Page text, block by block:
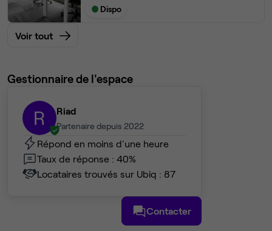
Dispo
Voir tout
Gestionnaire de l'espace
R Riad
Partenaire depuis 2022
Répond en moins d'une heure
Taux de réponse : 40%
Locataires trouvés sur Ubiq : 87
Contacter